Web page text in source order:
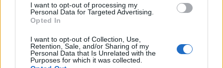
I want to opt-out of processing my
Personal Data for Targeted Advertising.
Opted In
I want to opt-out of Collection, Use,
Retention, Sale, and/or Sharing of my
Personal Data that Is Unrelated with the
Purposes for which it was collected.